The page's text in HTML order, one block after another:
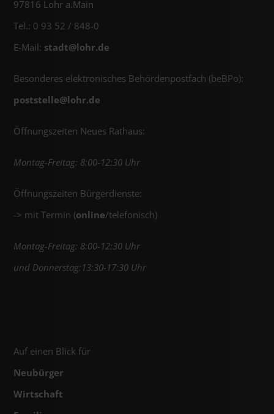
97816 Lohr a.Main
Tel.: 0 93 52 / 848-0
E-Mail: stadt@lohr.de
Besonderes elektronisches Behördenpostfach (beBPo):
poststelle@lohr.de
Öffnungszeiten Neues Rathaus:
Montag-Freitag: 8:00-12:30 Uhr
Öffnungszeiten Bürgerdienste:
-> mit Termin (online/telefonisch)
Montag-Freitag: 8:00-12:30 Uhr
und Donnerstag:13:30-17:30 Uhr
Auf einen Blick für
Neubürger
Wirtschaft